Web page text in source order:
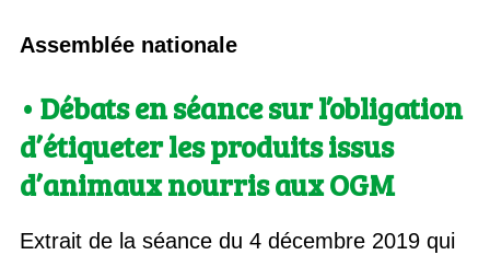
Assemblée nationale
• Débats en séance sur l’obligation
d’étiqueter les produits issus
d’animaux nourris aux OGM
Extrait de la séance du 4 décembre 2019 qui